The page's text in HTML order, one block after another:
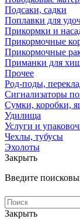
Подсаки, садки
Поплавки для
Прикормки и
Прикормочные
Прикормочные
Приманки для
Прочее
Род-поды,
Сигнализаторы
Сумки, коробки,
Удилища
Услуги и
Чехлы, тубусы
Эхолоты
Закрыть
Введите
Закрыть